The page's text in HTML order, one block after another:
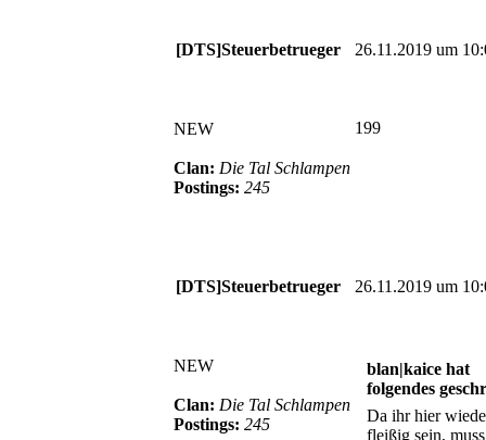
[DTS]Steuerbetrueger 26.11.2019 um
NEW
Clan: Die Tal Schlampen
Postings: 245
199
[DTS]Steuerbetrueger 26.11.2019 um
NEW
Clan: Die Tal Schlampen
Postings: 245
blan|kaice hat
folgendes
Da ihr hier
fleißig sein,